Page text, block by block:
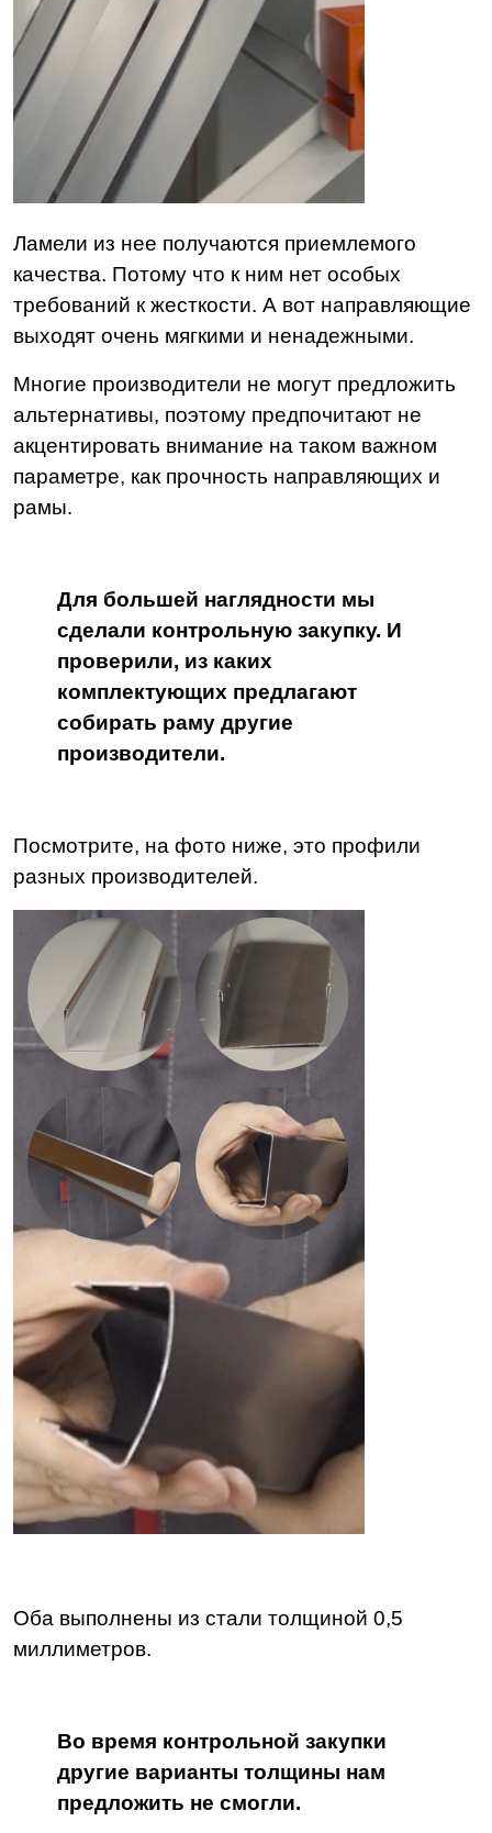
Ламели из нее получаются приемлемого
качества. Потому что к ним нет особых
требований к жесткости. А вот направляющие
выходят очень мягкими и ненадежными.
Многие производители не могут предложить
альтернативы, поэтому предпочитают не
акцентировать внимание на таком важном
параметре, как прочность направляющих и
рамы.
Для большей наглядности мы
сделали контрольную закупку. И
проверили, из каких
комплектующих предлагают
собирать раму другие
производители.
Посмотрите, на фото ниже, это профили
разных производителей.
Оба выполнены из стали толщиной 0,5
миллиметров.
Во время контрольной закупки
другие варианты толщины нам
предложить не смогли.